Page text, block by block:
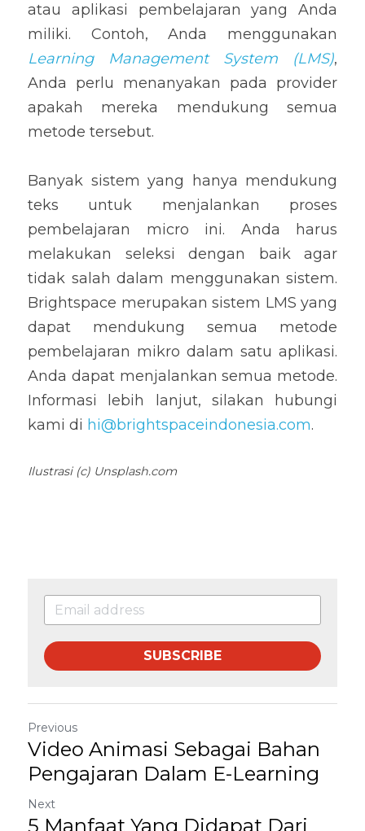
atau aplikasi pembelajaran yang Anda
Learning Management System (LMS),
Anda perlu menanyakan pada provider
apakah mereka mendukung semua
metode tersebut.
Banyak sistem yang hanya mendukung
teks untuk menjalankan proses
pembelajaran micro ini. Anda harus
melakukan seleksi dengan baik agar
tidak salah dalam menggunakan sistem.
Brightspace merupakan sistem LMS yang
dapat mendukung semua metode
pembelajaran mikro dalam satu aplikasi.
Anda dapat menjalankan semua metode.
Informasi lebih lanjut, silakan hubungi
kami di hi@brightspaceindonesia.com.
Ilustrasi (c) Unsplash.com
SUBSCRIBE
Previous
Video Animasi Sebagai Bahan
Pengajaran Dalam E-Learning
Next
5 Manfaat Yang Didapat Dari